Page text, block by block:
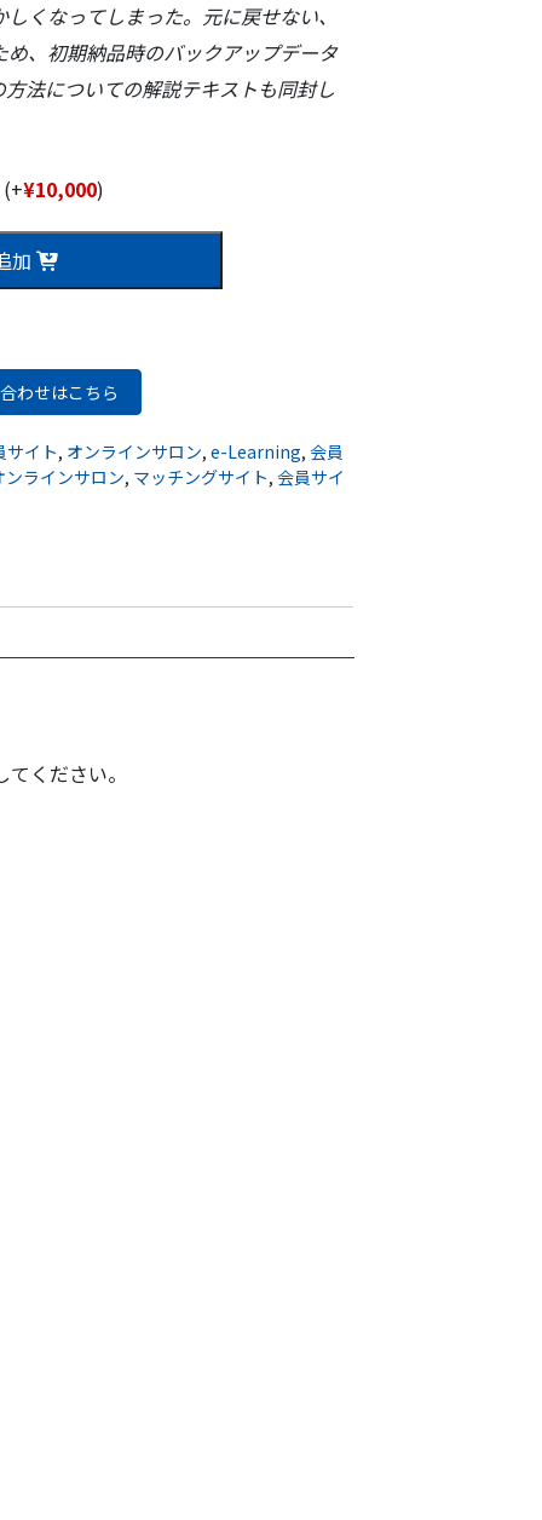
くなってしまった。元に戻せない、
、初期納品時のバックアップデータ
法についての解説テキストも同封し
(+¥10,000)
加
わせはこちら
サイト, オンラインサロン, e-Learning, 会員
ンラインサロン, マッチングサイト, 会員サイ
ください。